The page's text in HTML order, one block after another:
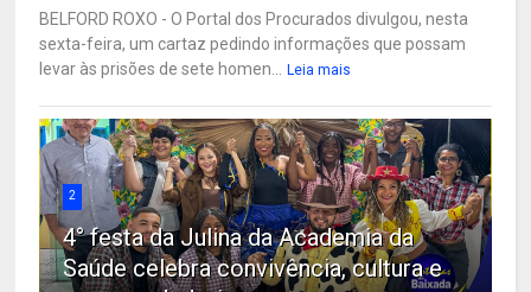
BELFORD ROXO - O Portal dos Procurados divulgou, nesta
sexta-feira, um cartaz pedindo informações que possam
levar às prisões de sete homen...
Leia mais
2
4° festa da Julina da Academia da
Saúde celebra convivência, cultura e